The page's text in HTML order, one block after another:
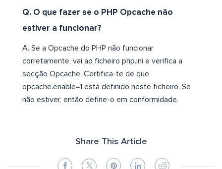
Q. O que fazer se o PHP Opcache não
estiver a funcionar?
A. Se a Opcache do PHP não funcionar
corretamente, vai ao ficheiro php.ini e verifica a
secção Opcache. Certifica-te de que
opcache.enable=1 está definido neste ficheiro. Se
não estiver, então define-o em conformidade.
Share This Article